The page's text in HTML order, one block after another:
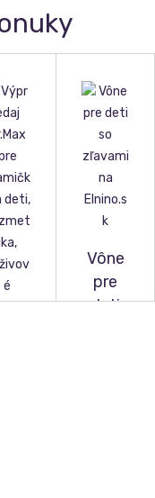
Vône
pre
deti